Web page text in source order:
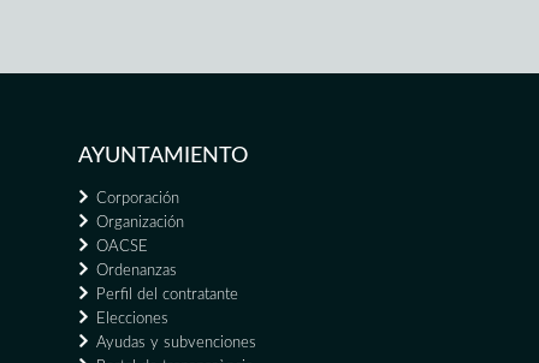
AYUNTAMIENTO
Corporación
Organización
OACSE
Ordenanzas
Perfil del contratante
Elecciones
Ayudas y subvenciones